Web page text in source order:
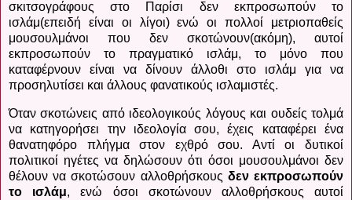
σκιτσογράφους στο Παρίσι δεν εκπροσωπούν το
ισλάμ(επειδή είναι οι λίγοι) ενώ οι πολλοί μετριοπαθείς
μουσουλμάνοι που δεν σκοτώνουν(ακόμη), αυτοί
εκπροσωπούν το πραγματικό ισλάμ, το μόνο που
καταφέρνουν είναι να δίνουν άλλοθι στο ισλάμ για να
προσηλυτίσει και άλλους φανατικούς ισλαμιστές.
Όταν σκοτώνεις από ιδεολογικούς λόγους και ουδείς τολμά
να κατηγορήσει την ιδεολογία σου, έχεις καταφέρει ένα
θανατηφόρο πλήγμα στον εχθρό σου. Αντί οι δυτικοί
πολιτικοί ηγέτες να δηλώσουν ότι όσοι μουσουλμάνοι δεν
θέλουν να σκοτώσουν αλλοθρήσκους δεν εκπροσωπούν
το ισλάμ, ενώ όσοι σκοτώνουν αλλοθρήσκους αυτοί